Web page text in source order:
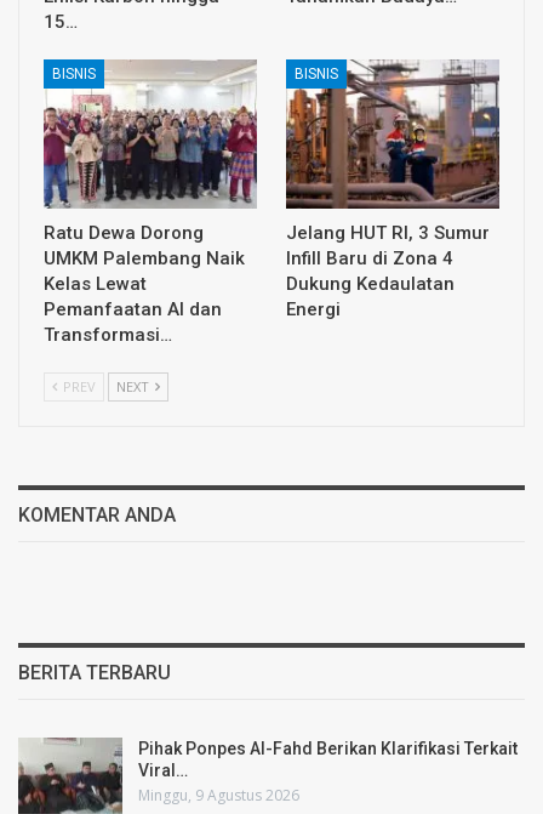
15…
BISNIS
Ratu Dewa Dorong
UMKM Palembang Naik
Kelas Lewat
Pemanfaatan AI dan
Transformasi…
BISNIS
Jelang HUT RI, 3 Sumur
Infill Baru di Zona 4
Dukung Kedaulatan
Energi
PREV NEXT
KOMENTAR ANDA
BERITA TERBARU
Pihak Ponpes Al-Fahd Berikan Klarifikasi Terkait
Viral…
Minggu, 9 Agustus 2026